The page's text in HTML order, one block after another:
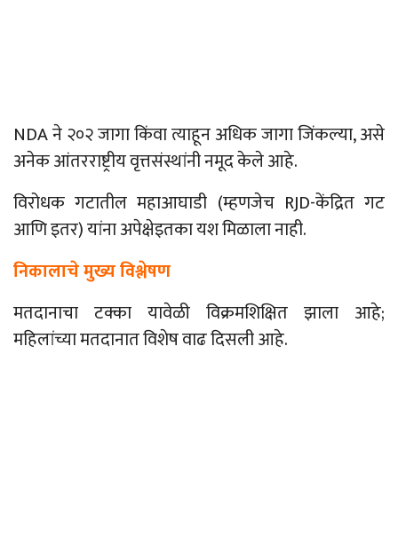
NDAने २०२ जागा किंवा त्याहून अधिक जागा जिंकल्या, असे
अनेक आंतरराष्ट्रीय वृत्तसंस्थांनी नमूद केले आहे.
विरोधक गटातील महाआघाडी (म्हणजेच RJD-केंद्रित गट
आणि इतर) यांना अपेक्षेइतका यश मिळाला नाही.
निकालाचे मुख्य विश्लेषण
मतदानाचा टक्का यावेळी विक्रमशिक्षित झाला आहे;
महिलांच्या मतदानात विशेष वाढ दिसली आहे.